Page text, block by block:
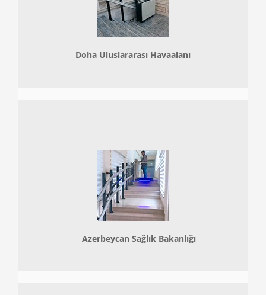
Doha Uluslararası Havaalanı
Azerbeycan Sağlık Bakanlığı